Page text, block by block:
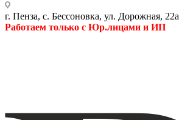
г. Пенза, с. Бессоновка, ул. Дорожная, 22а
Работаем только с Юр.лицами и ИП